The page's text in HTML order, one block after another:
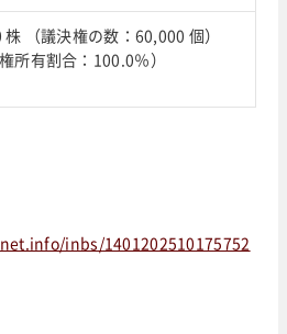
（議決権の数：60,000 個）
権所有割合：100.0％）
inbs/1401202510175752